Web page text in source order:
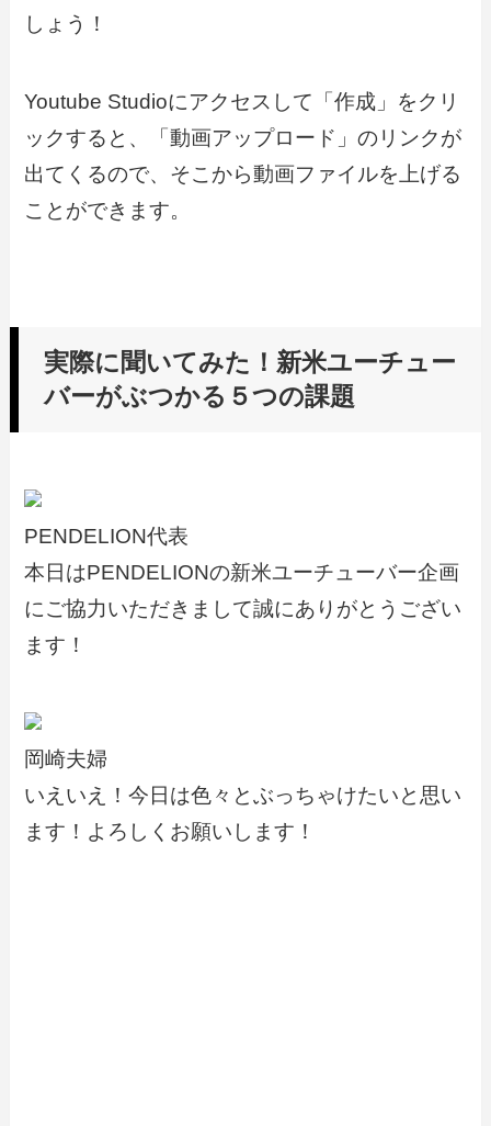
しょう！
Youtube Studioにアクセスして「作成」をクリ
ックすると、「動画アップロード」のリンクが
出てくるので、そこから動画ファイルを上げる
ことができます。
実際に聞いてみた！新米ユーチュー
バーがぶつかる５つの課題
PENDELION代表
本日はPENDELIONの新米ユーチューバー企画
にご協力いただきまして誠にありがとうござい
ます！
岡崎夫婦
いえいえ！今日は色々とぶっちゃけたいと思い
ます！よろしくお願いします！